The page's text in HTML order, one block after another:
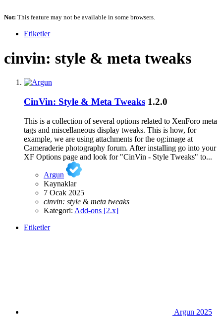
Not: This feature may not be available in some browsers.
Etiketler
cinvin: style & meta tweaks
CinVin: Style & Meta Tweaks 1.2.0
This is a collection of several options related to XenForo meta
tags and miscellaneous display tweaks. This is how, for
example, we are using attachments for the og:image at
Cameraderie photography forum. After installing go into your
XF Options page and look for "CinVin - Style Tweaks" to...
Argun
Kaynaklar
7 Ocak 2025
cinvin: style & meta tweaks
Kategori: Add-ons [2.x]
Etiketler
Argun 2025